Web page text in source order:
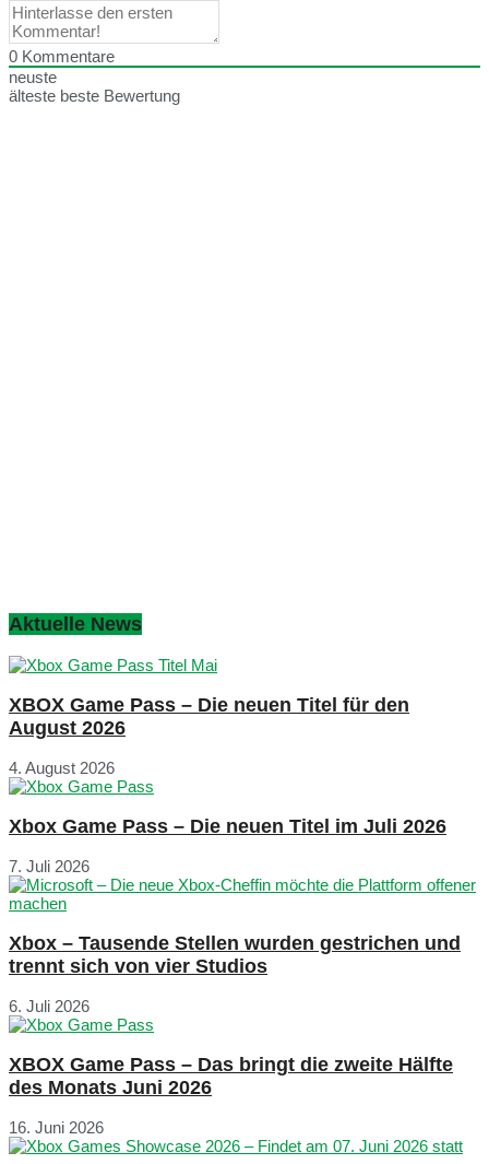
0 Kommentare
neuste
älteste beste Bewertung
Aktuelle News
XBOX Game Pass – Die neuen Titel für den
August 2026
4. August 2026
Xbox Game Pass – Die neuen Titel im Juli 2026
7. Juli 2026
Xbox – Tausende Stellen wurden gestrichen und
trennt sich von vier Studios
6. Juli 2026
XBOX Game Pass – Das bringt die zweite Hälfte
des Monats Juni 2026
16. Juni 2026